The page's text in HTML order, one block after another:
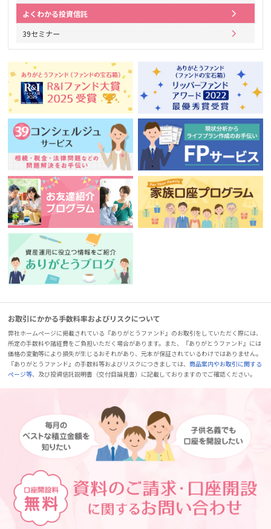
よくわかる投資信託
39セミナー
お取引にかかる手数料率およびリスクについて
弊社ホームページに掲載されている『ありがとうファンド』のお取引をしていただく際には、
所定の手数料や諸経費をご負担いただく場合があります。また、『ありがとうファンド』には
価格の変動等により損失が生じるおそれがあり、元本が保証されているわけではありません。
『ありがとうファンド』の手数料等およびリスクにつきましては、商品案内やお取引に関する
ページ等、及び投資信託説明書（交付目論見書）に記載しておりますのでご確認ください。